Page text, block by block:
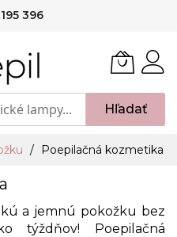
396
Hľadať
Poepilačná kozmetika
a jemnú pokožku bez
týždňov! Poepilačná